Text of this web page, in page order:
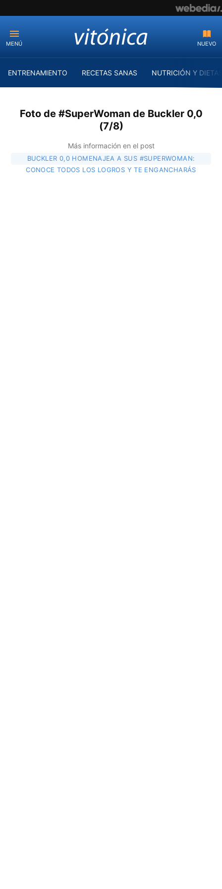
MENÚ NUEVO
ENTRENAMIENTO RECETAS SANAS NUTRICIÓN Y
Foto de #SuperWoman de Buckler 0,0
(7/8)
Más información en el post
BUCKLER 0,0 HOMENAJEA A SUS #SUPERWOMAN:
CONOCE TODOS LOS LOGROS Y TE ENGANCHARÁS